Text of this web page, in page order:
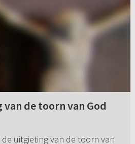
de toorn van God
uitgieting van de toorn van